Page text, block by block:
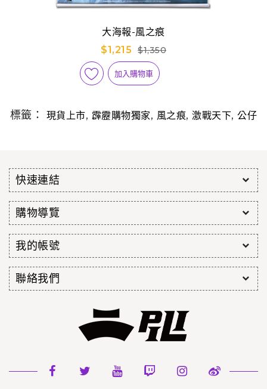
大海報-風之痕
$1,215
$1,350
加入購物車
標籤： 現貨上市, 霹靂購物獨家, 風之痕,激戰天下,公仔
快速連結
購物導覽
我的帳號
聯絡我們